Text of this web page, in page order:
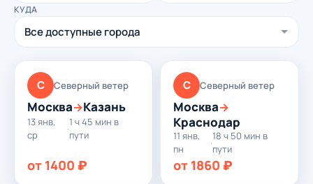
КУДА
С Северный ветер
Москва→Казань
13 янв,
ср
·
1 ч 45 мин в
пути
от 1400 ₽
С Северный ветер
Москва→
Краснодар
11 янв,
пн
·
18 ч 50 мин в
пути
от 1860 ₽